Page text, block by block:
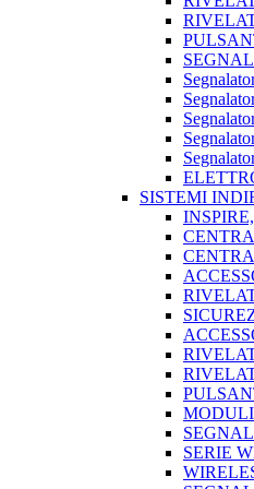
SISTEMI
MODULI
SERIE